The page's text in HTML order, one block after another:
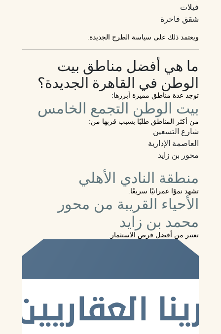
فيلات
شقق فاخرة
ويعتمد ذلك على سياسة الطرح الجديدة.
ما هي أفضل مناطق بيت
الوطن في القاهرة الجديدة؟
توجد عدة مناطق مميزة أبرزها:
بيت الوطن التجمع الخامس
من أكثر المناطق طلبًا بسبب قربها من:
شارع التسعين
العاصمة الإدارية
محور بن زايد
منطقة النادي الأهلي
تشهد نموًا عمرانيًا سريعًا.
الأحياء القريبة من محور
محمد بن زايد
تعتبر من أفضل فرص الاستثمار.